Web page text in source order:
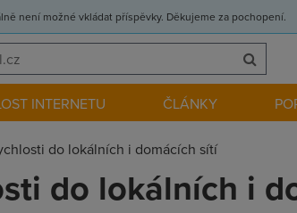
není možné vkládat příspěvky. Děkujeme za pochopení.
INTERNETU ČLÁNKY
do lokálních i domácích sítí
do lokálních i